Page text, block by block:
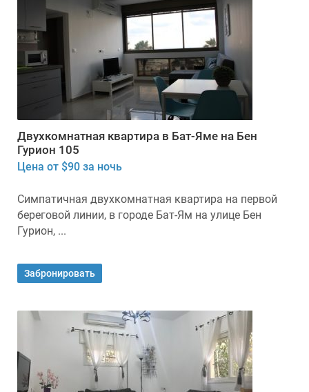
Двухкомнатная квартира в Бат-Яме на Бен
Гурион 105
Цена от $90 за ночь
Симпатичная двухкомнатная квартира на первой
береговой линии, в городе Бат-Ям на улице Бен
Гурион, ...
Забронировать